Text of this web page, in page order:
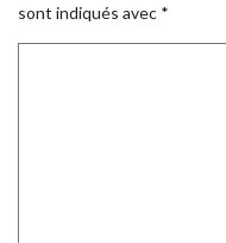
sont indiqués avec *